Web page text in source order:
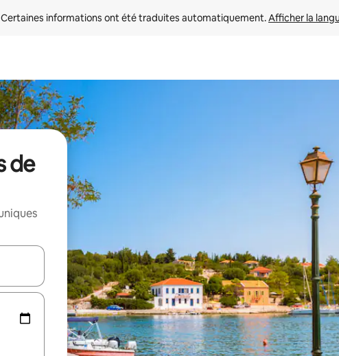
Certaines informations ont été traduites automatiquement. Afficher la
de
vers le haut et vers le bas pour les parcourir ou en appuyant et en